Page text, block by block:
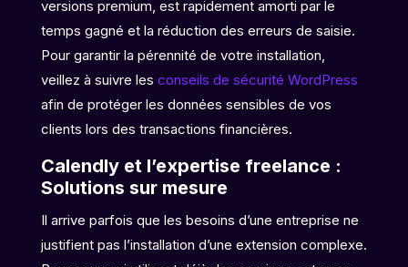
versions premium, est rapidement amorti par le
temps gagné et la réduction des erreurs de saisie.
Pour garantir la pérennité de votre installation,
veillez à suivre les conseils de sécurité WordPress
afin de protéger les données sensibles de vos
clients lors des transactions financières.
Calendly et l’expertise freelance :
Solutions sur mesure
Il arrive parfois que les besoins d’une entreprise ne
justifient pas l’installation d’une extension complexe.